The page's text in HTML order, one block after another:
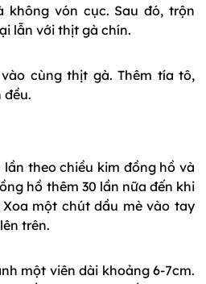
vón cục. Sau đó, trộn
lẫn với thịt gà chín.
cùng thịt gà. Thêm tía tô,
đều.
theo chiều kim đồng hồ và
hồ thêm 30 lần nữa đến khi
một chút dầu mè vào tay
trên.
một viên dài khoảng 6-7cm.